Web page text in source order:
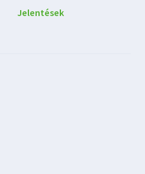
Jelentések